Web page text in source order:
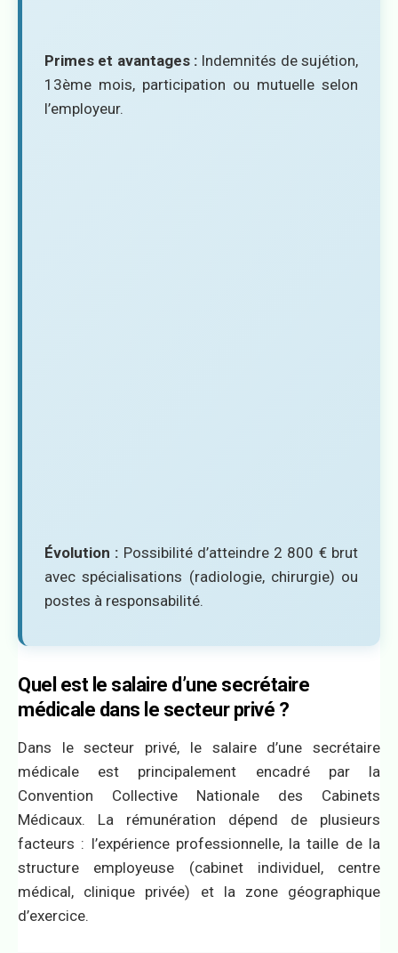
Primes et avantages : Indemnités de sujétion,
13ème mois, participation ou mutuelle selon
l’employeur.
Évolution : Possibilité d’atteindre 2 800 € brut
avec spécialisations (radiologie, chirurgie) ou
postes à responsabilité.
Quel est le salaire d’une secrétaire
médicale dans le secteur privé ?
Dans le secteur privé, le salaire d’une secrétaire
médicale est principalement encadré par la
Convention Collective Nationale des Cabinets
Médicaux. La rémunération dépend de plusieurs
facteurs : l’expérience professionnelle, la taille de la
structure employeuse (cabinet individuel, centre
médical, clinique privée) et la zone géographique
d’exercice.